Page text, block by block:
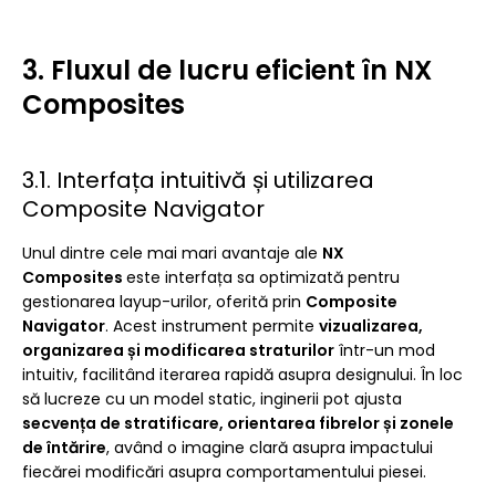
3. Fluxul de lucru eficient în NX
Composites
3.1. Interfața intuitivă și utilizarea
Composite Navigator
Unul dintre cele mai mari avantaje ale NX
Composites este interfața sa optimizată pentru
gestionarea layup-urilor, oferită prin Composite
Navigator. Acest instrument permite vizualizarea,
organizarea și modificarea straturilor într-un mod
intuitiv, facilitând iterarea rapidă asupra designului. În loc
să lucreze cu un model static, inginerii pot ajusta
secvența de stratificare, orientarea fibrelor și zonele
de întărire, având o imagine clară asupra impactului
fiecărei modificări asupra comportamentului piesei.